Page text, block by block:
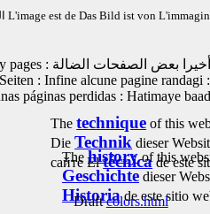
L'image est de Das Bild ist von
pages :
: Infine alcune pagine randagi :
páginas perdidas : Hatimaye
Thetechnique of this
DieTechnik dieser
сайтеEltécnicade este
Thehistoryof this
Geschichtedieser
Historiade este sitio
Draftcolors.html